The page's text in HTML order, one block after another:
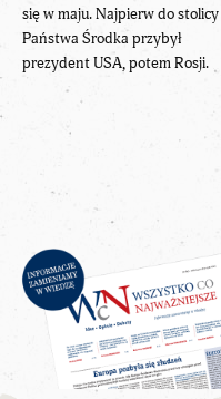
się w maju. Najpierw do stolicy
Państwa Środka przybył
prezydent USA, potem Rosji.